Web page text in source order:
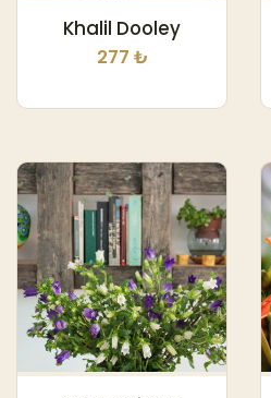
Khalil Dooley
277 ₺